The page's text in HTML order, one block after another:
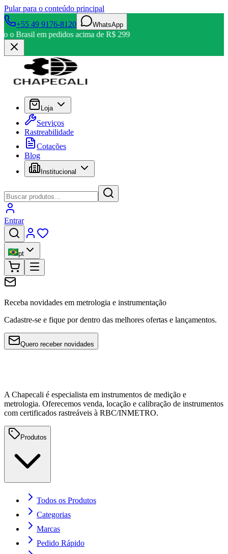
Pular para o conteúdo principal
+55 49 9176-8120
WhatsApp
o Brasil em pedidos acima de R$ 299
Loja
Serviços
Rastreabilidade
Cotações
Blog
Institucional
Entrar
pt
Receba novidades em metrologia e instrumentação
Cadastre-se e fique por dentro das melhores ofertas e lançamentos.
Quero receber novidades
A Chapecali é especialista em instrumentos de medição e
metrologia. Oferecemos venda, locação e calibração de instrumentos
com certificados rastreáveis à RBC/INMETRO.
Produtos
Todos os Produtos
Categorias
Marcas
Pedido Rápido